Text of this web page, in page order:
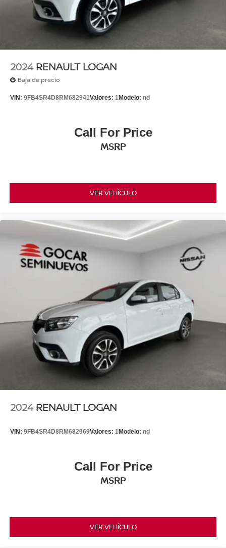
2024 RENAULT LOGAN
Baja de precio
VIN: 9FB4SR4D8RM682941Valores: 1Modelo: nd
Call For Price
MSRP
VER VEHÍCULO
2024 RENAULT LOGAN
VIN: 9FB4SR4D8RM682969Valores: 1Modelo: nd
Call For Price
MSRP
VER VEHÍCULO